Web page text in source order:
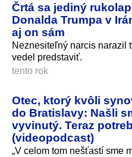
Črtá sa jediný
Donalda Trumpa v
aj on sám
Neznesiteľný narcis narazil
vedel predstaviť.
tento rok
Otec, ktorý kvôli
do Bratislavy: Našli
vyvinutý. Teraz
(videopodcast)
„V celom tom nešťastí sme